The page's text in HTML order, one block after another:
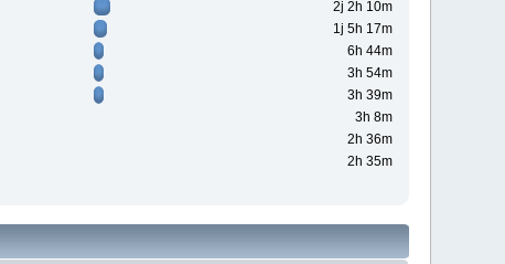
2j 2h 10m
1j 5h 17m
6h 44m
3h 54m
3h 39m
3h 8m
2h 36m
2h 35m